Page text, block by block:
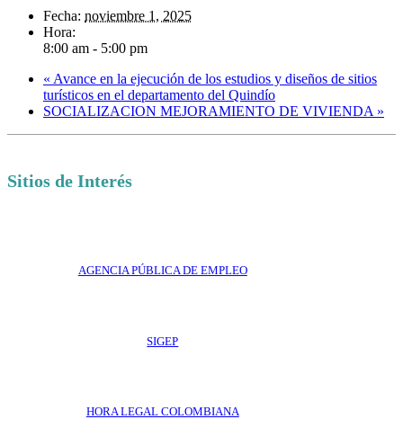
Fecha: noviembre 1, 2025
Hora:
8:00 am - 5:00 pm
« Avance en la ejecución de los estudios y diseños de sitios
turísticos en el departamento del Quindío
SOCIALIZACION MEJORAMIENTO DE VIVIENDA »
Sitios de Interés
AGENCIA PÚBLICA DE EMPLEO
SIGEP
HORA LEGAL COLOMBIANA